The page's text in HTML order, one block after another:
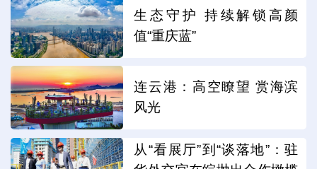
生态守护 持续解锁高颜
值“重庆蓝”
连云港：高空瞭望 赏海滨
风光
从“看展厅”到“谈落地”：驻